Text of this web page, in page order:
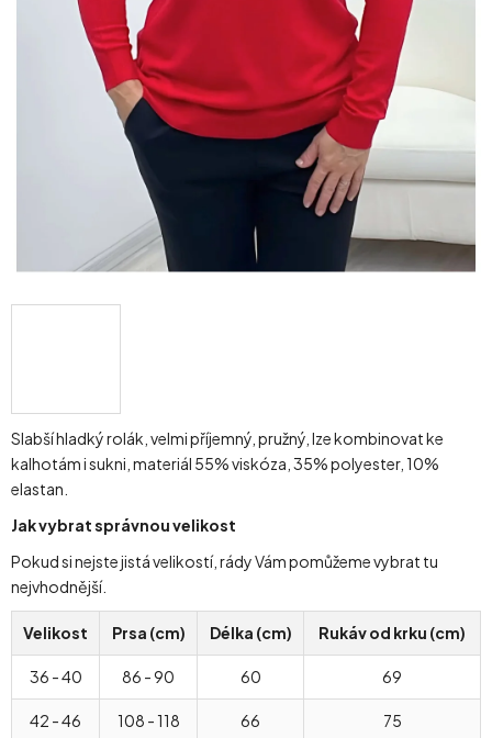
Slabší hladký rolák, velmi příjemný, pružný, lze kombinovat ke
kalhotám i sukni, materiál 55% viskóza, 35% polyester, 10%
elastan.
Jak vybrat správnou velikost
Pokud si nejste jistá velikostí, rády Vám pomůžeme vybrat tu
nejvhodnější.
Velikost Prsa (cm) Délka (cm) Rukáv od krku (cm)
36 - 40 86 - 90 60 69
42 - 46 108 - 118 66 75